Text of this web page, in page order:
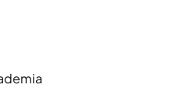
em Porto Alegre,